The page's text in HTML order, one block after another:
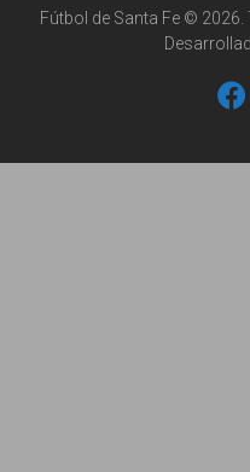
Fútbol de Santa Fe ©